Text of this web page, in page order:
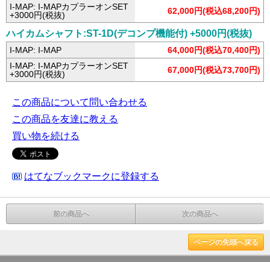
I-MAP: I-MAPカプラーオンSET
+3000円(税抜)
62,000円(税込68,200円)
ハイカムシャフト:ST-1D(デコンプ機能付) +5000円(税抜)
I-MAP: I-MAP
64,000円(税込70,400円)
I-MAP: I-MAPカプラーオンSET
+3000円(税抜)
67,000円(税込73,700円)
この商品について問い合わせる
この商品を友達に教える
買い物を続ける
はてなブックマークに登録する
前の商品へ 次の商品へ
ページの先頭へ戻る